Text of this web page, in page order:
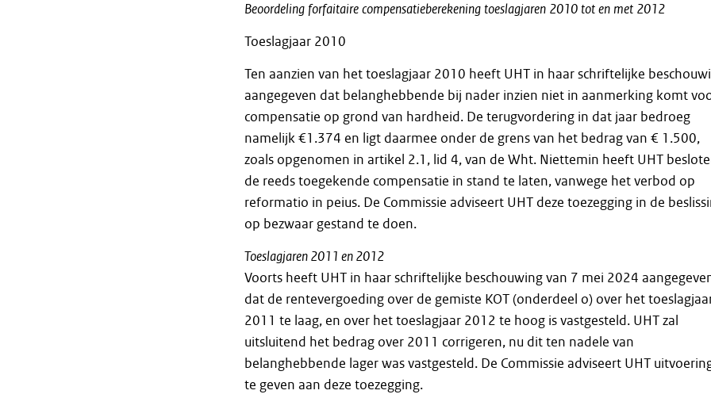
Beoordeling forfaitairecompensatieberekeningtoeslagjaren 2010totenmet 2012
Toeslagjaar 2010
Ten aanzien van het toeslagjaar 2010 heeft UHT in haar schriftelijke
aangegeven dat belanghebbende bij nader inzien niet in aanmerking komt
compensatie op grond van hardheid. De terugvordering in dat jaar bedroeg
namelijk €1.374 en ligt daarmee onder de grens van het bedrag van € 1.500,
zoals opgenomen in artikel 2.1, lid 4, van de Wht. Niettemin heeft UHT
de reeds toegekende compensatie in stand te laten, vanwege het verbod op
reformatio in peius. De Commissie adviseert UHT deze toezegging in de
op bezwaar gestand te doen.
Toeslagjaren 2011 en 2012
Voorts heeft UHT in haar schriftelijke beschouwing van 7 mei 2024
dat de rentevergoeding over de gemiste KOT (onderdeel o) over het
2011 te laag, en over het toeslagjaar 2012 te hoog is vastgesteld. UHT zal
uitsluitend het bedrag over 2011 corrigeren, nu dit ten nadele van
belanghebbende lager was vastgesteld. De Commissie adviseert UHT
te geven aan deze toezegging.